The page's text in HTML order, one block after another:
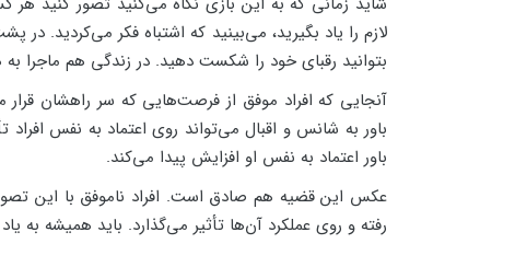
لازم را یاد بگیرید، می‌بینید که اشتباه فکر می‌کردید. در
بتوانید رقبای خود را شکست دهید. در زندگی هم ماجرا
آنجایی که افراد موفق از فرصت‌هایی که سر راهشان
باور به شانس و اقبال می‌تواند روی اعتماد به نفس
باور اعتماد به نفس او افزایش پیدا می‌کند.
عکس این قضیه هم صادق است. افراد ناموفق با این تصور
رفته و روی عملکرد آن‌ها تأثیر می‌گذارد. باید همیشه